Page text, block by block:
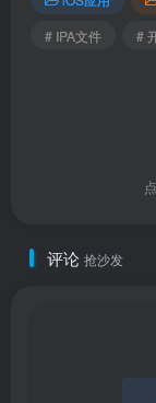
# IPA文件
#
评论 抢沙发